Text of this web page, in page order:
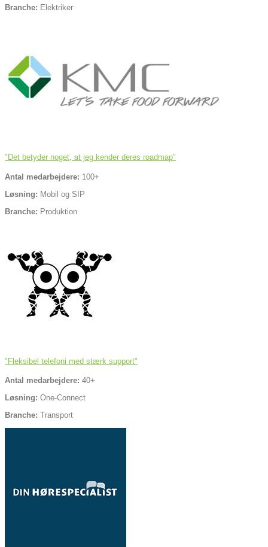
Branche: Elektriker
"Det betyder noget, at jeg kender deres roadmap"
Antal medarbejdere: 100+
Løsning: Mobil og SIP
Branche: Produktion
"Fleksibel telefoni med stærk support"
Antal medarbejdere: 40+
Løsning: One-Connect
Branche: Transport